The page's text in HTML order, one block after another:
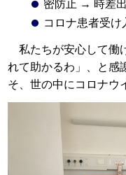
密防止 → 時差
コロナ患者受け
私たちが安心して働
れて助かるわ」、と感
そ、世の中にコロナウ